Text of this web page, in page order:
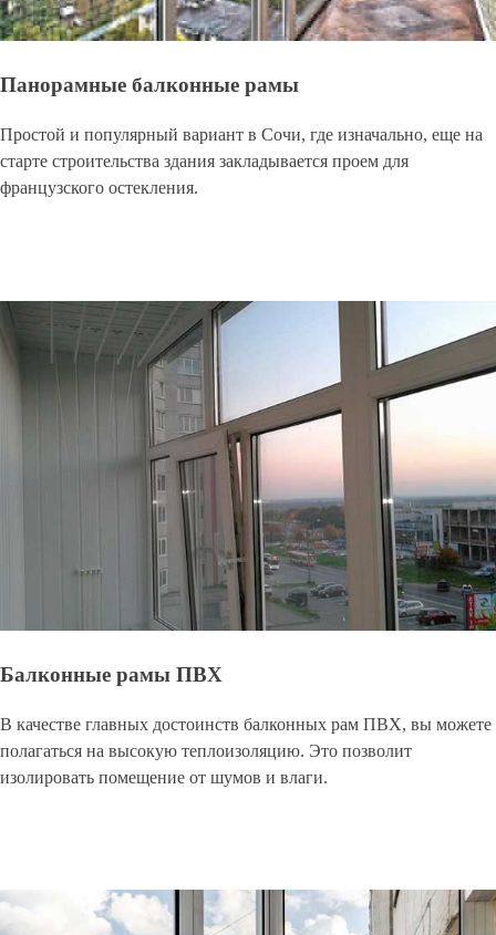
Панорамные балконные рамы
Простой и популярный вариант в Сочи, где изначально, еще на
старте строительства здания закладывается проем для
французского остекления.
Балконные рамы ПВХ
В качестве главных достоинств балконных рам ПВХ, вы можете
полагаться на высокую теплоизоляцию. Это позволит
изолировать помещение от шумов и влаги.